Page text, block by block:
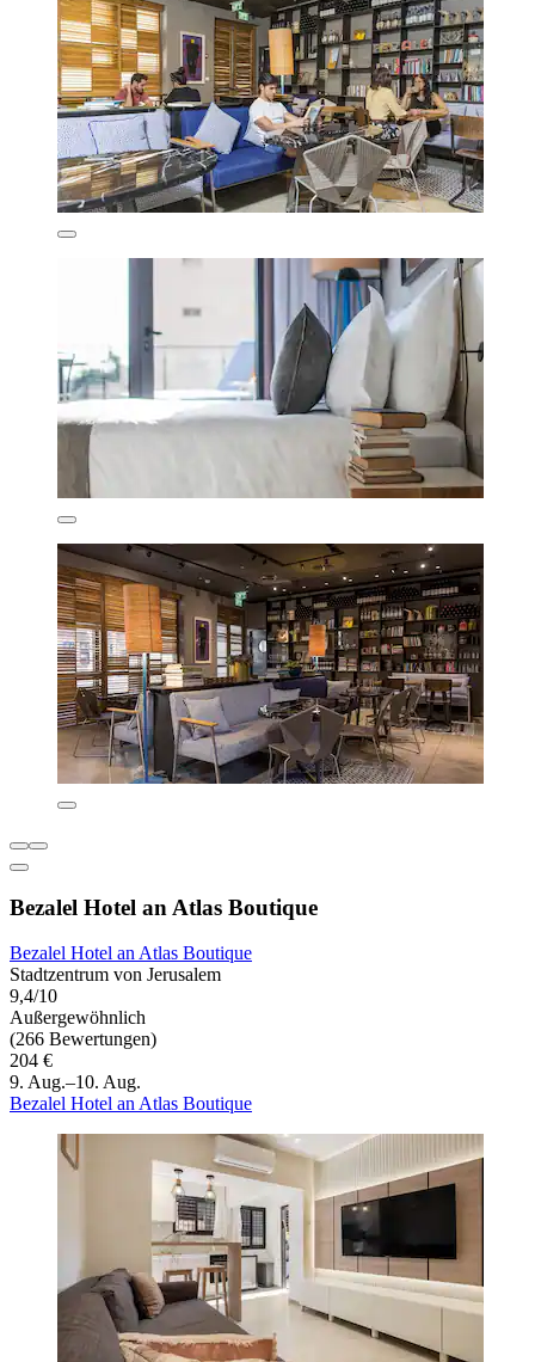
Bezalel Hotel an Atlas Boutique
Bezalel Hotel an Atlas Boutique
Stadtzentrum von Jerusalem
9,4/10
Außergewöhnlich
(266 Bewertungen)
204 €
9. Aug.–10. Aug.
Bezalel Hotel an Atlas Boutique